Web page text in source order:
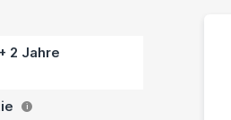
2 Jahre
i